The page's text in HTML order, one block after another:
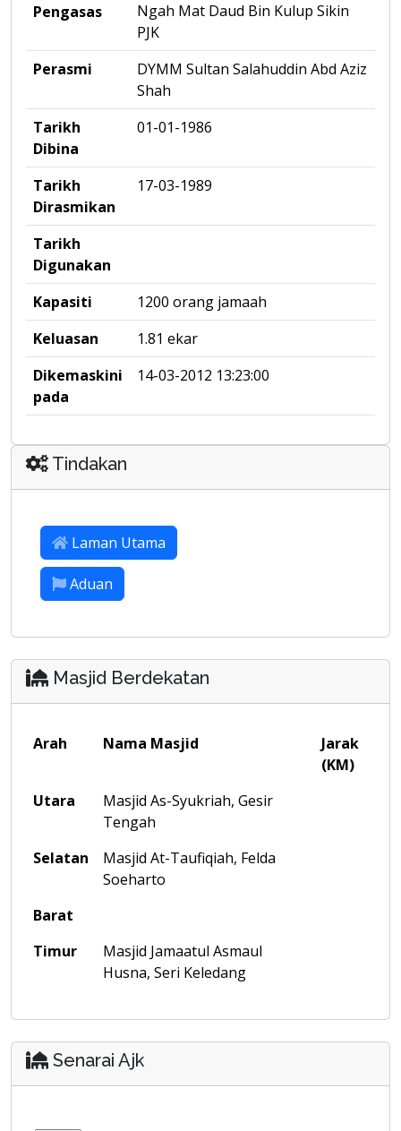
Pengasas
Ngah Mat Daud Bin Kulup Sikin
PJK
Perasmi
DYMM Sultan Salahuddin Abd Aziz
Shah
Tarikh
Dibina
01-01-1986
Tarikh
Dirasmikan
17-03-1989
Tarikh
Digunakan
Kapasiti
1200 orang jamaah
Keluasan
1.81 ekar
Dikemaskini
pada
14-03-2012 13:23:00
Tindakan
Laman Utama
Aduan
Masjid Berdekatan
Arah Nama Masjid
Jarak
(KM)
Utara
Masjid As-Syukriah, Gesir
Tengah
Selatan
Masjid At-Taufiqiah, Felda
Soeharto
Barat
Timur
Masjid Jamaatul Asmaul
Husna, Seri Keledang
Senarai Ajk